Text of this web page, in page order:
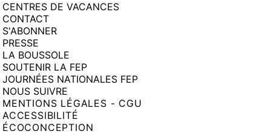
CENTRES DE VACANCES
CONTACT
S'ABONNER
PRESSE
LA BOUSSOLE
SOUTENIR LA FEP
JOURNÉES NATIONALES FEP
NOUS SUIVRE
MENTIONS LÉGALES - CGU
ACCESSIBILITÉ
ÉCOCONCEPTION